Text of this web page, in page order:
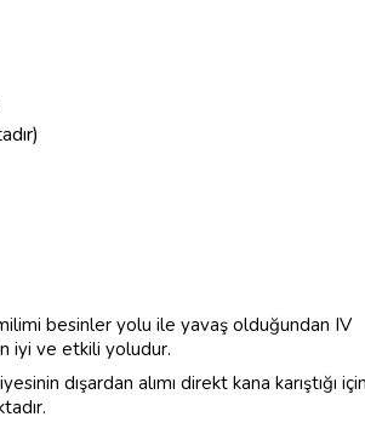
besinler yolu ile yavaş olduğundan IV
iyi ve etkili yoludur.
dışardan alımı direkt kana karıştığı için